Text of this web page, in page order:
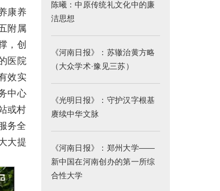
康养
附属
，创
医院
效实
中心
或村
务全
大提
陈曦：中原传统礼文化中的廉
洁思想
《河南日报》：苏辙治黄方略
（大众学术·豫见三苏）
《光明日报》：守护汉字根基
赓续中华文脉
《河南日报》：郑州大学——
新中国在河南创办的第一所综
合性大学